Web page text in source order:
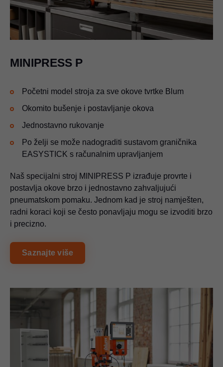
MINIPRESS P
Početni model stroja za sve okove tvrtke Blum
Okomito bušenje i postavljanje okova
Jednostavno rukovanje
Po želji se može nadograditi sustavom graničnika
EASYSTICK s računalnim upravljanjem
Naš specijalni stroj MINIPRESS P izrađuje provrte i
postavlja okove brzo i jednostavno zahvaljujući
pneumatskom pomaku. Jednom kad je stroj namješten,
radni koraci koji se često ponavljaju mogu se izvoditi brzo
i precizno.
Saznajte više